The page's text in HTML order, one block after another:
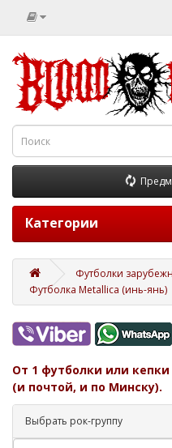
Категории
Футболки
Футболка Metallica (инь-янь)
От 1 футболки или
(и почтой, и по Минску).
Выбрать рок-группу